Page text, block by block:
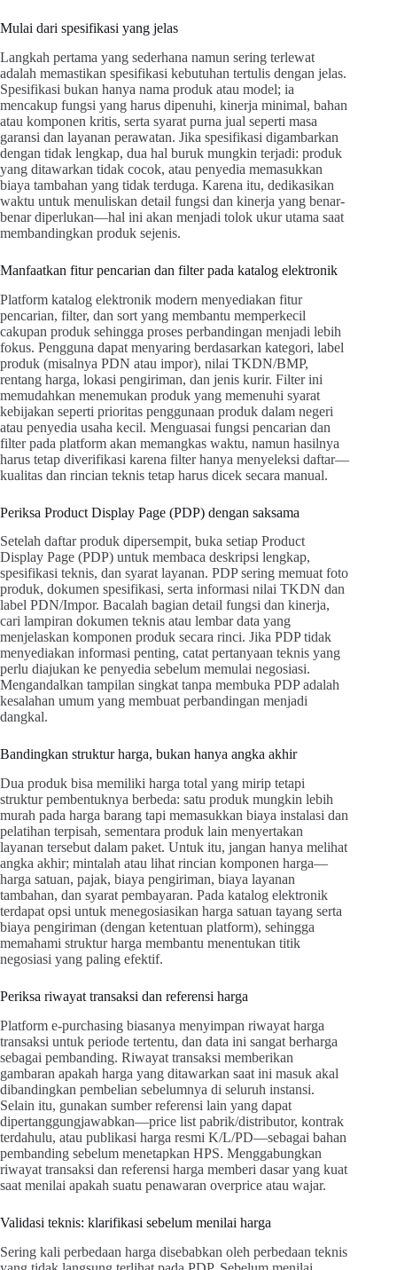
Mulai dari spesifikasi yang jelas
Langkah pertama yang sederhana namun sering terlewat
adalah memastikan spesifikasi kebutuhan tertulis dengan jelas.
Spesifikasi bukan hanya nama produk atau model; ia
mencakup fungsi yang harus dipenuhi, kinerja minimal, bahan
atau komponen kritis, serta syarat purna jual seperti masa
garansi dan layanan perawatan. Jika spesifikasi digambarkan
dengan tidak lengkap, dua hal buruk mungkin terjadi: produk
yang ditawarkan tidak cocok, atau penyedia memasukkan
biaya tambahan yang tidak terduga. Karena itu, dedikasikan
waktu untuk menuliskan detail fungsi dan kinerja yang benar-
benar diperlukan—hal ini akan menjadi tolok ukur utama saat
membandingkan produk sejenis.
Manfaatkan fitur pencarian dan filter pada katalog elektronik
Platform katalog elektronik modern menyediakan fitur
pencarian, filter, dan sort yang membantu memperkecil
cakupan produk sehingga proses perbandingan menjadi lebih
fokus. Pengguna dapat menyaring berdasarkan kategori, label
produk (misalnya PDN atau impor), nilai TKDN/BMP,
rentang harga, lokasi pengiriman, dan jenis kurir. Filter ini
memudahkan menemukan produk yang memenuhi syarat
kebijakan seperti prioritas penggunaan produk dalam negeri
atau penyedia usaha kecil. Menguasai fungsi pencarian dan
filter pada platform akan memangkas waktu, namun hasilnya
harus tetap diverifikasi karena filter hanya menyeleksi daftar—
kualitas dan rincian teknis tetap harus dicek secara manual.
Periksa Product Display Page (PDP) dengan saksama
Setelah daftar produk dipersempit, buka setiap Product
Display Page (PDP) untuk membaca deskripsi lengkap,
spesifikasi teknis, dan syarat layanan. PDP sering memuat foto
produk, dokumen spesifikasi, serta informasi nilai TKDN dan
label PDN/Impor. Bacalah bagian detail fungsi dan kinerja,
cari lampiran dokumen teknis atau lembar data yang
menjelaskan komponen produk secara rinci. Jika PDP tidak
menyediakan informasi penting, catat pertanyaan teknis yang
perlu diajukan ke penyedia sebelum memulai negosiasi.
Mengandalkan tampilan singkat tanpa membuka PDP adalah
kesalahan umum yang membuat perbandingan menjadi
dangkal.
Bandingkan struktur harga, bukan hanya angka akhir
Dua produk bisa memiliki harga total yang mirip tetapi
struktur pembentuknya berbeda: satu produk mungkin lebih
murah pada harga barang tapi memasukkan biaya instalasi dan
pelatihan terpisah, sementara produk lain menyertakan
layanan tersebut dalam paket. Untuk itu, jangan hanya melihat
angka akhir; mintalah atau lihat rincian komponen harga—
harga satuan, pajak, biaya pengiriman, biaya layanan
tambahan, dan syarat pembayaran. Pada katalog elektronik
terdapat opsi untuk menegosiasikan harga satuan tayang serta
biaya pengiriman (dengan ketentuan platform), sehingga
memahami struktur harga membantu menentukan titik
negosiasi yang paling efektif.
Periksa riwayat transaksi dan referensi harga
Platform e-purchasing biasanya menyimpan riwayat harga
transaksi untuk periode tertentu, dan data ini sangat berharga
sebagai pembanding. Riwayat transaksi memberikan
gambaran apakah harga yang ditawarkan saat ini masuk akal
dibandingkan pembelian sebelumnya di seluruh instansi.
Selain itu, gunakan sumber referensi lain yang dapat
dipertanggungjawabkan—price list pabrik/distributor, kontrak
terdahulu, atau publikasi harga resmi K/L/PD—sebagai bahan
pembanding sebelum menetapkan HPS. Menggabungkan
riwayat transaksi dan referensi harga memberi dasar yang kuat
saat menilai apakah suatu penawaran overprice atau wajar.
Validasi teknis: klarifikasi sebelum menilai harga
Sering kali perbedaan harga disebabkan oleh perbedaan teknis